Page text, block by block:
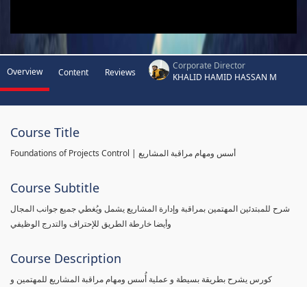
Overview Content Reviews
Corporate Director
KHALID HAMID HASSAN M
Course Title
Foundations of Projects Control | أسس ومهام مراقبة المشاريع
Course Subtitle
شرح للمبتدئين المهتمين بمراقبة وإدارة المشاريع يشمل ويُغطي جميع جوانب المجال
وأيضا خارطة الطريق للإحتراف والتدرج الوظيفي
Course Description
كورس يشرح بطريقة بسيطة و عملية أُسس ومهام مراقبة المشاريع للمهتمين و